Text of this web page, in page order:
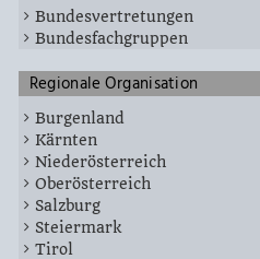
Bundesvertretungen
Bundesfachgruppen
Regionale Organisation
Burgenland
Kärnten
Niederösterreich
Oberösterreich
Salzburg
Steiermark
Tirol